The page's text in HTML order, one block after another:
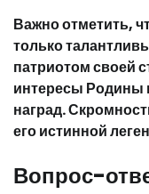
Важно отметить,
только
патриотом своей
интересы Родины
наград.
его истинной
Вопрос-